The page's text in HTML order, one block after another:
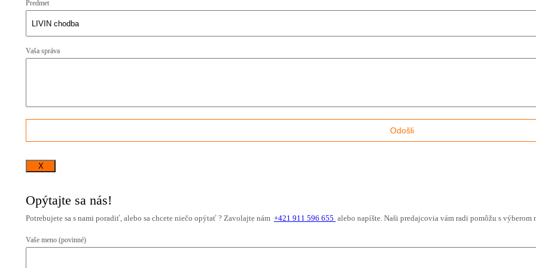
Predmet
Vaša správa
X
Opýtajte sa nás!
Potrebujete sa s nami poradiť, alebo sa chcete niečo opýtať ? Zavolajte nám +421 911 596 655 alebo napíšte. Naši predajcovia vám radi pomôžu s výberom
Vaše meno (povinné)